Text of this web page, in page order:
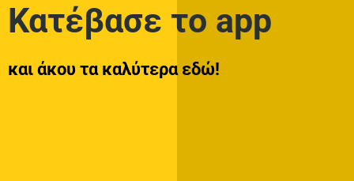
Κατέβασε το app
και άκου τα καλύτερα εδώ!